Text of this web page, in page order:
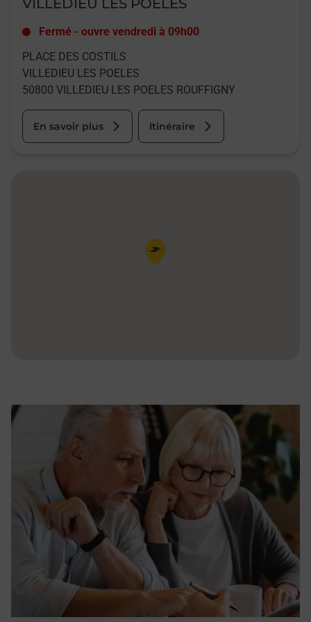
VILLEDIEU LES POELES
Fermé - ouvre vendredi à 09h00
PLACE DES COSTILS
VILLEDIEU LES POELES
50800 VILLEDIEU LES POELES ROUFFIGNY
En savoir plus Itinéraire
Pin de la carte